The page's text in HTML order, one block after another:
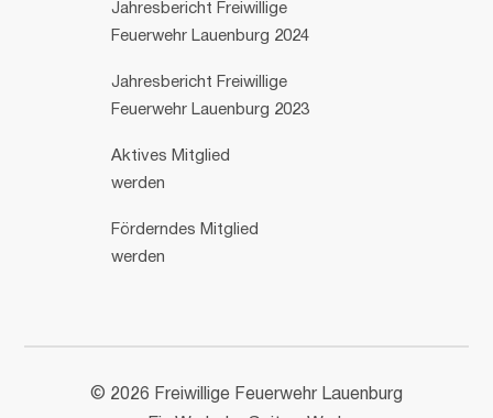
Jahresbericht Freiwillige
Feuerwehr Lauenburg 2024
Jahresbericht Freiwillige
Feuerwehr Lauenburg 2023
Aktives Mitglied
werden
Förderndes Mitglied
werden
© 2026 Freiwillige Feuerwehr Lauenburg